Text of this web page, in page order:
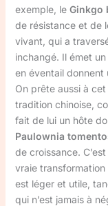
exemple, le Ginkgo
de résistance et de
vivant, qui a
inchangé. Il émet
en éventail donnent
On prête aussi à
tradition chinoise,
fait de lui un hôte
Paulownia
de croissance.
vraie
est léger et utile,
qui n’est jamais à